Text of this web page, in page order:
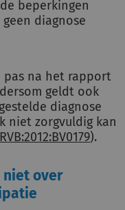
beperkingen
diagnose
pas na het rapport
geldt ook
diagnose
niet zorgvuldig kan
).
niet over